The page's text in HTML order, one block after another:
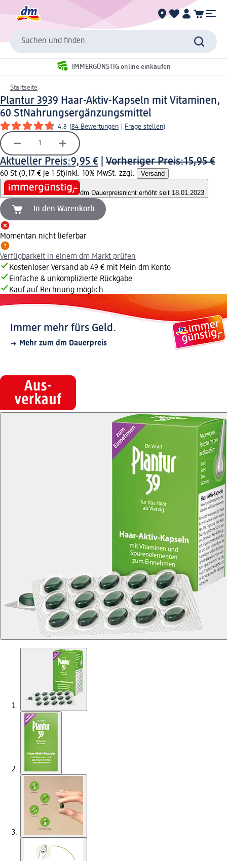
Suchen und finden
IMMERGÜNSTIG online einkaufen
Startseite
Plantur 3939 Haar-Aktiv-Kapseln mit Vitaminen,
60 StNahrungsergänzungsmittel
4.8 (84 Bewertungen Frage stellen)
Aktueller Preis:9,95 € Vorheriger Preis:15,95 €
60 St (0,17 € je 1 St)inkl. 10% MwSt. zzgl. Versand
dm Dauerpreisnicht erhöht seit 18.01.2023
In den Warenkorb
Momentan nicht lieferbar
Verfügbarkeit in einem dm Markt prüfen
Kostenloser Versand ab 49 € mit Mein dm Konto
Einfache & unkomplizierte Rückgabe
Kauf auf Rechnung möglich
Immer mehr fürs Geld.
Mehr zum dm Dauerpreis